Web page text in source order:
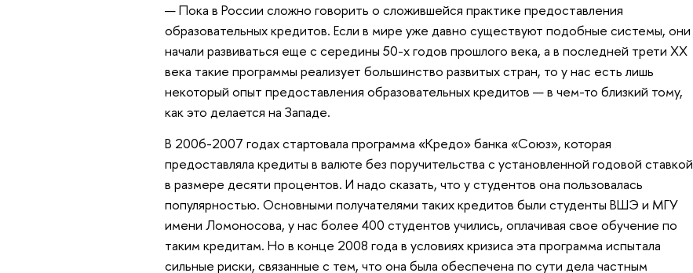
— Пока в России сложно говорить о сложившейся практике предоставления
образовательных кредитов. Если в мире уже давно существуют подобные системы, они
начали развиваться еще с середины 50-х годов прошлого века, а в последней трети ХХ
века такие программы реализует большинство развитых стран, то у нас есть лишь
некоторый опыт предоставления образовательных кредитов — в чем-то близкий тому,
как это делается на Западе.
В 2006-2007 годах стартовала программа «Кредо» банка «Союз», которая
предоставляла кредиты в валюте без поручительства с установленной годовой ставкой
в размере десяти процентов. И надо сказать, что у студентов она пользовалась
популярностью. Основными получателями таких кредитов были студенты ВШЭ и МГУ
имени Ломоносова, у нас более 400 студентов учились, оплачивая свое обучение по
таким кредитам. Но в конце 2008 года в условиях кризиса эта программа испытала
сильные риски, связанные с тем, что она была обеспечена по сути дела частным